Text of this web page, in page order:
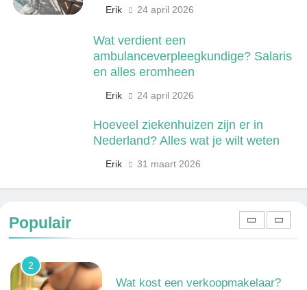
Erik 24 april 2026
Wat verdient een
ambulanceverpleegkundige? Salaris
en alles eromheen
Erik 24 april 2026
Hoeveel ziekenhuizen zijn er in
Nederland? Alles wat je wilt weten
Erik 31 maart 2026
Populair
Kwantitatief of kwalitatief
ONDERWIJS, CULTUUR EN WETENSCHAP
Wat verdient een machine
operator? Salaris, factoren en
doorgroeimogelijkheden
TECHNIEK, PRODUCTIE EN BOUW
2
Wat kost een verkoopmakelaar?